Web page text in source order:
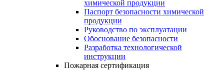
химической продукции
Паспорт безопасности химической
продукции
Руководство по эксплуатации
Обоснование безопасности
Разработка технологической
инструкции
Пожарная сертификация